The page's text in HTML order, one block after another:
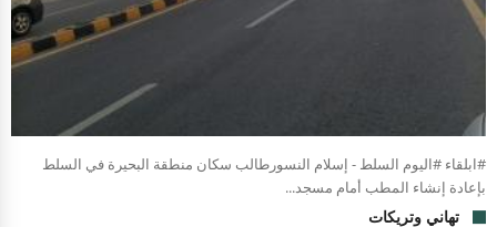
#ابلقاء #اليوم السلط - إسلام النسورطالب سكان منطقة البحيرة في السلط
بإعادة إنشاء المطب أمام مسجد...
تهاني وتريكات